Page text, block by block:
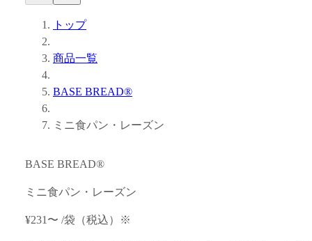
トップ
商品一覧
BASE BREAD®
ミニ食パン・レーズン
BASE BREAD®
ミニ食パン・レーズン
¥231 〜 /袋 （税込） ※